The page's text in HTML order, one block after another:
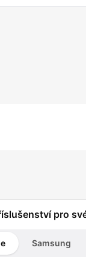
pro
Samsung